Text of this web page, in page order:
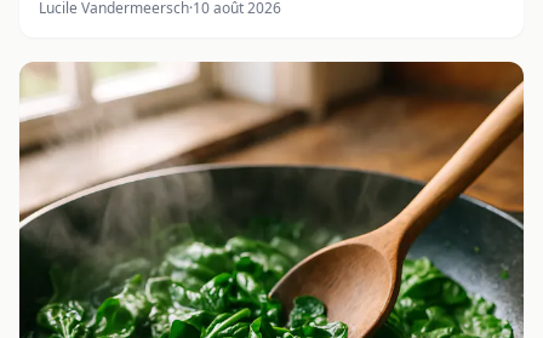
Lucile Vandermeersch·10 août 2026